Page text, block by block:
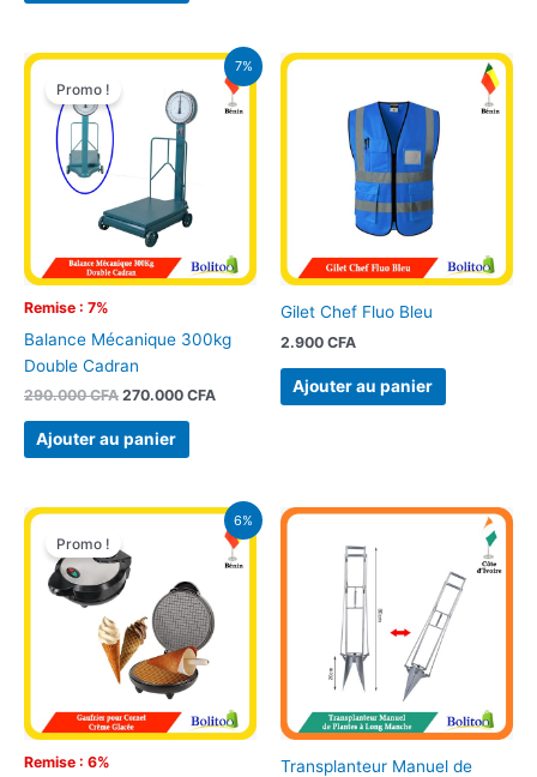
7%
Remise : 7%
Promo !
Balance Mécanique 300kg
Double Cadran
290.000CFA
Le
290.000 CFA.
270.000 CFA
Le
prix
actuel
est :
Ajouter au panier
Gilet Chef Fluo Bleu
2.900 CFA
Ajouter au panier
6%
Remise : 6%
Promo !
Le
initial
était :
25.000 CFA.
Le
actuel
est :
23.500 CFA.
Transplanteur Manuel de